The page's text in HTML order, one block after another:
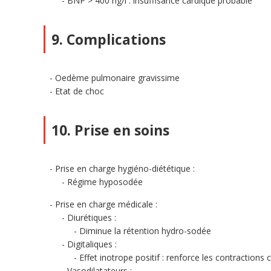
9. Complications
Oedème pulmonaire gravissime
Etat de choc
10. Prise en soins
Prise en charge hygiéno-diététique :
Régime hyposodée
Prise en charge médicale :
Diurétiques :
Diminue la rétention hydro-sodée
Digitaliques :
Effet inotrope positif : renforce les contractions